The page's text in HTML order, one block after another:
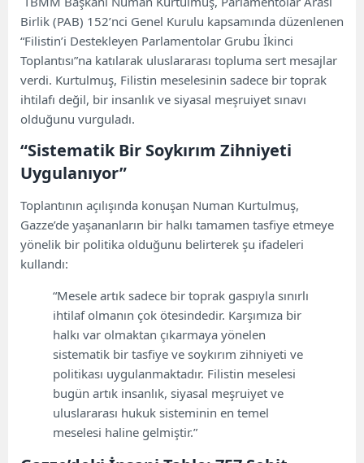
“Mescid-i Aksa İlk Kez İbadete Kapatıldı”
İsrail Parlamentosuna “Gayrimeşru Karar”
“Netanyahu Şebekesi Mahkemelerde Hesap
Birlik (PAB) 152’nci Genel Kurulu kapsamında düzenlenen
“Filistin’i Destekleyen Parlamentolar Grubu İkinci
Toplantısı”na katılarak uluslararası topluma sert mesajlar
verdi. Kurtulmuş, Filistin meselesinin sadece bir toprak
ihtilafı değil, bir insanlık ve siyasal meşruiyet sınavı
olduğunu vurguladı.
“Sistematik Bir Soykırım Zihniyeti
Uygulanıyor”
Toplantının açılışında konuşan Numan Kurtulmuş,
Gazze’de yaşananların bir halkı tamamen tasfiye etmeye
yönelik bir politika olduğunu belirterek şu ifadeleri
kullandı:
“Mesele artık sadece bir toprak gaspıyla sınırlı
ihtilaf olmanın çok ötesindedir. Karşımıza bir
halkı var olmaktan çıkarmaya yönelen
sistematik bir tasfiye ve soykırım zihniyeti ve
politikası uygulanmaktadır. Filistin meselesi
bugün artık insanlık, siyasal meşruiyet ve
uluslararası hukuk sisteminin en temel
meselesi haline gelmiştir.”